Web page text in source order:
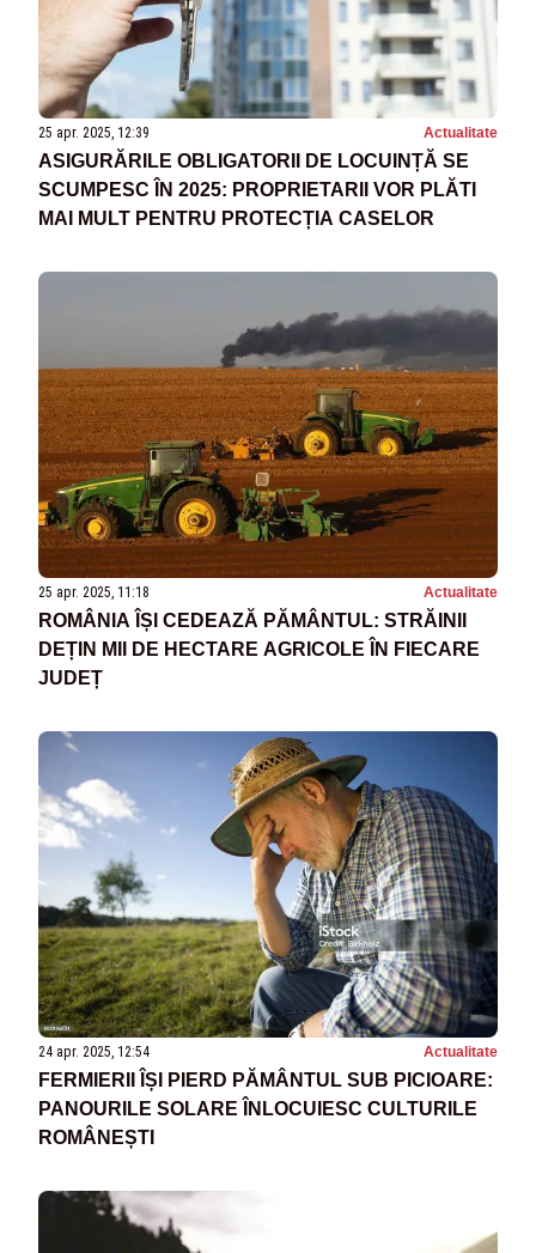
25 apr. 2025, 12:39 Actualitate
ASIGURĂRILE OBLIGATORII DE LOCUINȚĂ SE
SCUMPESC ÎN 2025: PROPRIETARII VOR PLĂTI
MAI MULT PENTRU PROTECȚIA CASELOR
25 apr. 2025, 11:18 Actualitate
ROMÂNIA ÎȘI CEDEAZĂ PĂMÂNTUL: STRĂINII
DEȚIN MII DE HECTARE AGRICOLE ÎN FIECARE
JUDEȚ
24 apr. 2025, 12:54 Actualitate
FERMIERII ÎȘI PIERD PĂMÂNTUL SUB PICIOARE:
PANOURILE SOLARE ÎNLOCUIESC CULTURILE
ROMÂNEȘTI